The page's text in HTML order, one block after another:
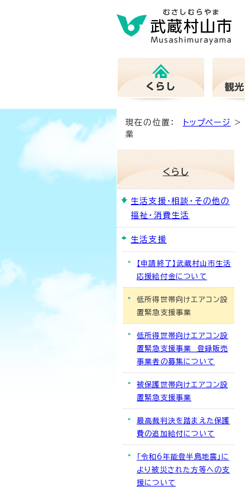
現在の位置： トップページ >
業
くらし
生活支援・相談・その他の
福祉・消費生活
生活支援
【申請終了】武蔵村山市生活
応援給付金について
低所得世帯向けエアコン設
置緊急支援事業
低所得世帯向けエアコン設
置緊急支援事業 登録販売
事業者の募集について
被保護世帯向けエアコン設
置緊急支援事業
最高裁判決を踏まえた保護
費の追加給付について
「令和6年能登半島地震」に
より被災された方等への支
援について